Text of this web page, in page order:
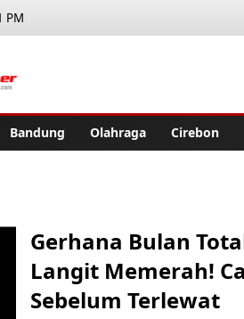
PM
Bandung Olahraga Cirebon
Gerhana Bulan
Langit Memerah!
Sebelum Terlewat